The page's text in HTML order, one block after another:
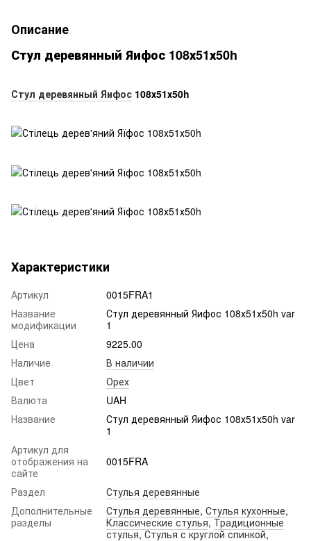
Описание
Стул деревянный Яифос 108х51х50h
Стул деревянный Яифос 108х51х50h
Характеристики
Артикул
0015FRA1
Название
модификации
Стул деревянный Яифос 108х51х50h var
1
Цена
9225.00
Наличие
В наличии
Цвет
Орех
Валюта
UAH
Название
Стул деревянный Яифос 108х51х50h var
1
Артикул для
отображения на
сайте
0015FRA
Раздел
Стулья деревянные
Дополнительные
разделы
Стулья деревянные, Стулья кухонные,
Классические стулья,Традиционные
стулья,Стулья с круглой спинкой,